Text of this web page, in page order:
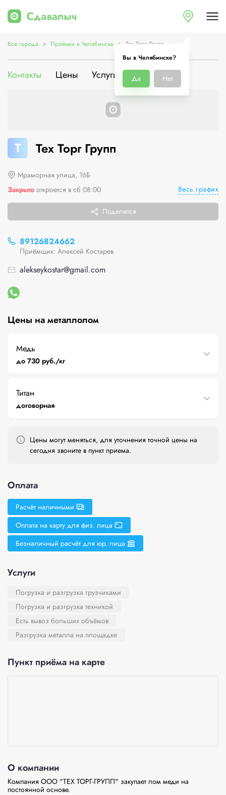
Вы в Челябинске?
Да Нет
Все города Приёмки в Челябинске Тех Торг Групп
Контакты Цены Услуги О компании
Т Тех Торг Групп
Мраморная улица, 16Б
Закрыто откроется в сб 08:00 Весь график
Поделится
89126824662
Приёмщик: Алексей Костарев
alekseykostar@gmail.com
Цены на металлолом
Медь
до 730 руб./кг
Титан
договорная
Цены могут меняться, для уточнения точной цены на
сегодня звоните в пункт приема.
Оплата
Расчёт наличными
Оплата на карту для физ. лица
Безналичный расчёт для юр. лица
Услуги
Погрузка и разгрузка грузчиками
Погрузка и разгрузка техникой
Есть вывоз больших объёмов
Разгрузка металла на площадке
Пункт приёма на карте
О компании
Компания ООО "ТЕХ ТОРГ-ГРУПП" закупает лом меди на
постоянной основе.